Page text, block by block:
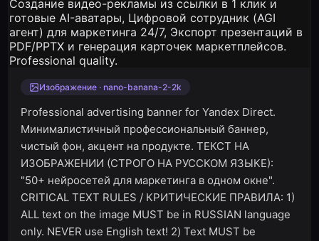
Изображение · nano-banana-2-2k
Professional advertising banner for Yandex Direct.
Минималистичный профессиональный баннер,
чистый фон, акцент на продукте. ТЕКСТ НА
ИЗОБРАЖЕНИИ (СТРОГО НА РУССКОМ ЯЗЫКЕ):
"50+ нейросетей для маркетинга в одном окне".
CRITICAL TEXT RULES / КРИТИЧЕСКИЕ ПРАВИЛА: 1)
ALL text on the image MUST be in RUSSIAN language
only. NEVER use English text! 2) Text MUST be